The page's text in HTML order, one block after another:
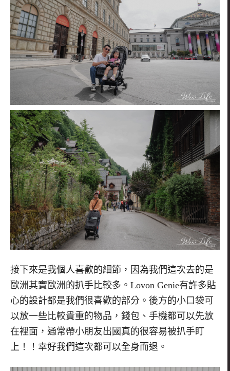
接下來是我個人喜歡的細節，因為我們這次去的是
歐洲其實歐洲的扒手比較多。 Lovon Genie有許多貼
心的設計都是我們很喜歡的部分。後方的小口袋可
以放一些比較貴重的物品，錢包、手機都可以先放
在裡面，通常帶小朋友出國真的很容易被扒手盯
上！！幸好我們這次都可以全身而退。